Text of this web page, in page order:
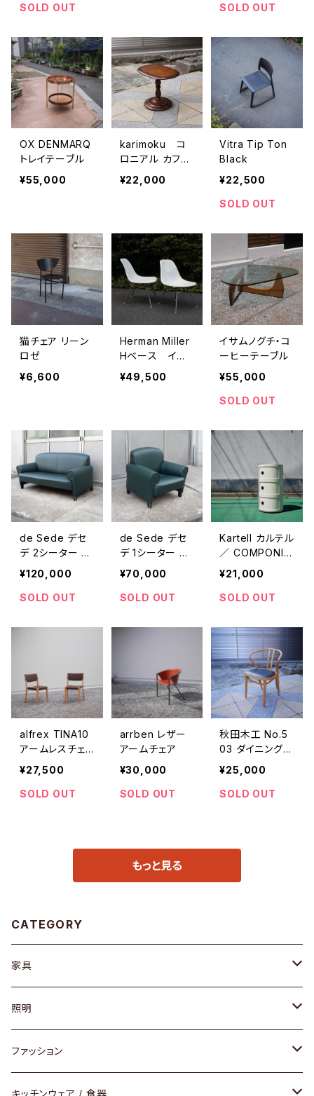
SOLD OUT
SOLD OUT
OX DENMARQ
トレイテーブル
¥55,000
karimoku コ
ロニアル カフェ
テーブル
¥22,000
Vitra Tip Ton
Black
¥22,500
SOLD OUT
猫チェア リーン
ロゼ
¥6,600
Herman Miller
Hベース イー
ムズシェルチェ
ア ホワイト
¥49,500
イサムノグチ・コ
ーヒーテーブル
¥55,000
SOLD OUT
de Sede デセ
デ 2シーター ソ
ファ
¥120,000
SOLD OUT
de Sede デセ
デ 1シーター ソ
ファ
¥70,000
SOLD OUT
Kartell カルテル
／ COMPONIBI
LI３
¥21,000
SOLD OUT
alfrex TINA10
アームレスチェ
ア
¥27,500
SOLD OUT
arrben レザー
アームチェア
¥30,000
SOLD OUT
秋田木工 No.5
03 ダイニングチ
ェア
¥25,000
SOLD OUT
もっと見る
CATEGORY
家具
ソファ / ベンチ
チェア / スツール
ダイニングセット / ダイニングテーブル
照明
ペンダントライト
テーブルランプ / デスクスタンド
ファッション
アクセサリー